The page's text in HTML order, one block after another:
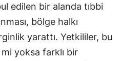
edilen bir alanda tıbbi
bölge halkı
yarattı. Yetkililer, bu
yoksa farklı bir